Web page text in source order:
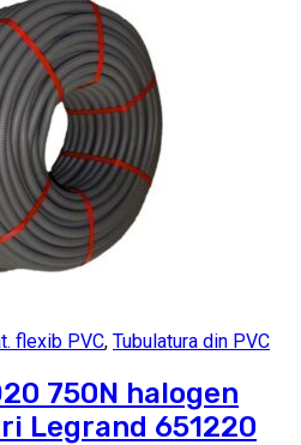
flexib PVC, Tubulatura din PVC
750N halogen
Legrand 651220